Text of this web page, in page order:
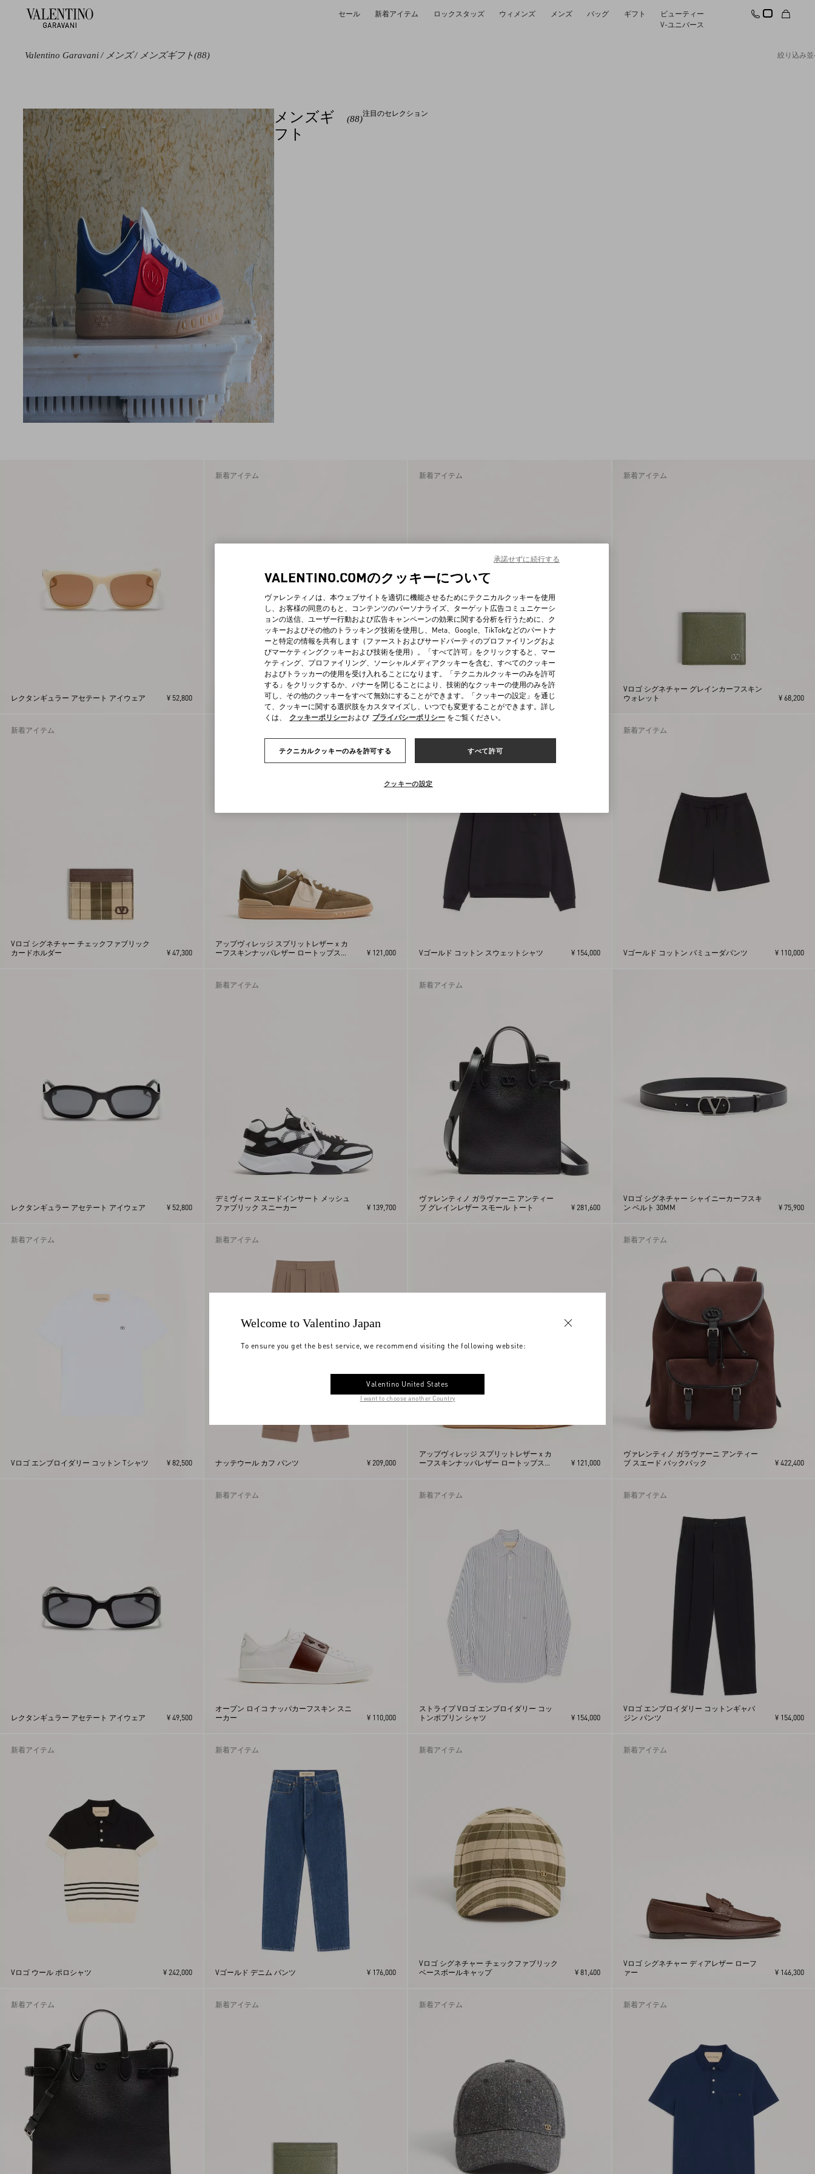
セール 新着アイテム ロックスタッズ ウィメンズ メンズ バッグ ギフト
ビューティー
V-ユニバース
Valentino Garavani/ メンズ/ メンズギフト(88) 絞り込み
ブラック
ブルー
グリーン
グレー
ブラウン
ベージュ
メタリック
マルチカラー
ホワイト
レッド
Vロゴ シグネチャ
ー
アップヴレッジ
アンティーブ
オヴァレット
オープン
デミヴィー
ロックスタッズ
アイウェア
ショルダーバッグ
トート
バックパック
サンダル & スラ
イドサンダル
スニーカー
ローファー & ド
ライバーシューズ
財布 & 革小物
ベルト
ジュエリー
ハット & グロー
ブ
ジャケット & ダ
ウン
パンツ & ショー
トパンツ
Tシャツ & スウェ
デニム
アイウェア
10
100
105
110
115
13
19
22
23
24
24.5
25
25.5
26
26.5
27
27.5
28
28.5
29.5
メンズギ
フト
(88)
注目のセレクション
レクタンギュラー アセテート アイウェア ¥ 52,800
新着アイテム
オープン ロイコ ナッパカーフスキン スニ
¥ 110,000
新着アイテム
アップヴィレッジ スプリットレザー x カ
ーフスキンナッパレザー ロートップスニ
ーカー
新着アイテム
Vロゴ シグネチャー グレインカーフスキン
ウォレット
¥ 68,200
新着アイテム
Vロゴ シグネチャー チェックファブリック
カードホルダー
¥ 47,300
アップヴィレッジ スプリットレザー x カ
ーフスキンナッパレザー ロートップスニ
¥ 121,000 Vゴールド コットン スウェットシャツ ¥ 154,000
新着アイテム
Vゴールド コットン バミューダパンツ ¥ 110,000
レクタンギュラー アセテート アイウェア ¥ 52,800
新着アイテム
デミヴィー スエードインサート メッシュ
ファブリック スニーカー
¥ 139,700
新着アイテム
ヴァレンティノ ガラヴァーニ アンティー
ブ グレインレザー スモール トート
¥ 281,600
Vロゴ シグネチャー シャイニーカーフスキ
ン ベルト 30MM
¥ 75,900
新着アイテム
Vロゴ エンブロイダリー コットン Tシャツ ¥ 82,500
新着アイテム
ナッテウール カフ パンツ ¥ 209,000
アップヴィレッジ スプリットレザー x カ
ーフスキンナッパレザー ロートップスニ
¥ 121,000
新着アイテム
ヴァレンティノ ガラヴァーニ アンティー
ブ スエード バックパック
¥ 422,400
レクタンギュラー アセテート アイウェア ¥ 49,500
新着アイテム
オープン ロイコ ナッパカーフスキン スニ
ーカー
¥ 110,000
新着アイテム
ストライプ Vロゴ エンブロイダリー コッ
トンポプリン シャツ
¥ 154,000
新着アイテム
Vロゴ エンブロイダリー コットンギャバ
ジン パンツ
¥ 154,000
新着アイテム
Vロゴ ウール ポロシャツ ¥ 242,000
新着アイテム
Vゴールド デニム パンツ ¥ 176,000
新着アイテム
Vロゴ シグネチャー チェックファブリック
ベースボールキャップ
¥ 81,400
新着アイテム
Vロゴ シグネチャー ディアレザー ローフ
ァー
¥ 146,300
新着アイテム 新着アイテム 新着アイテム 新着アイテム
Welcome to Valentino Japan
To ensure you get the best service, we recommend visiting the following website:
Valentino United States
I want to choose another Country
VALENTINO.COMのクッキーについて
ヴァレンティノは、本ウェブサイトを適切に機能させるためにテクニカルクッキーを使用
し、お客様の同意のもと、コンテンツのパーソナライズ、ターゲット広告コミュニケーシ
ョンの送信、ユーザー行動および広告キャンペーンの効果に関する分析を行うために、ク
ッキーおよびその他のトラッキング技術を使用し、Meta、Google、TikTokなどのパートナ
ーと特定の情報を共有します（ファーストおよびサードパーティのプロファイリングおよ
びマーケティングクッキーおよび技術を使用）。「すべて許可」をクリックすると、マー
ケティング、プロファイリング、ソーシャルメディアクッキーを含む、すべてのクッキー
およびトラッカーの使用を受け入れることになります。「テクニカルクッキーのみを許可
する」をクリックするか、バナーを閉じることにより、技術的なクッキーの使用のみを許
可し、その他のクッキーをすべて無効にすることができます。「クッキーの設定」を通じ
て、クッキーに関する選択肢をカスタマイズし、いつでも変更することができます。詳し
くは、
クッキーポリシーおよび プライバシーポリシー をご覧ください。
テクニカルクッキーのみを許可する すべて許可
クッキーの設定
承諾せずに続行する